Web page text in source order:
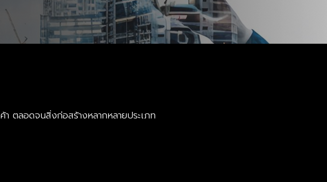
ตลอดจนสิ่งก่อสร้างหลากหลายประเภท